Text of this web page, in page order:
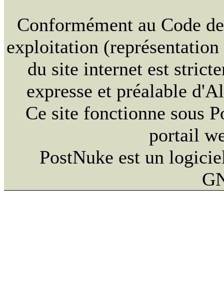
Conformément au Code
exploitation
du site internet est
expresse et préalable
Ce site fonctionne sous
portail
PostNuke est un